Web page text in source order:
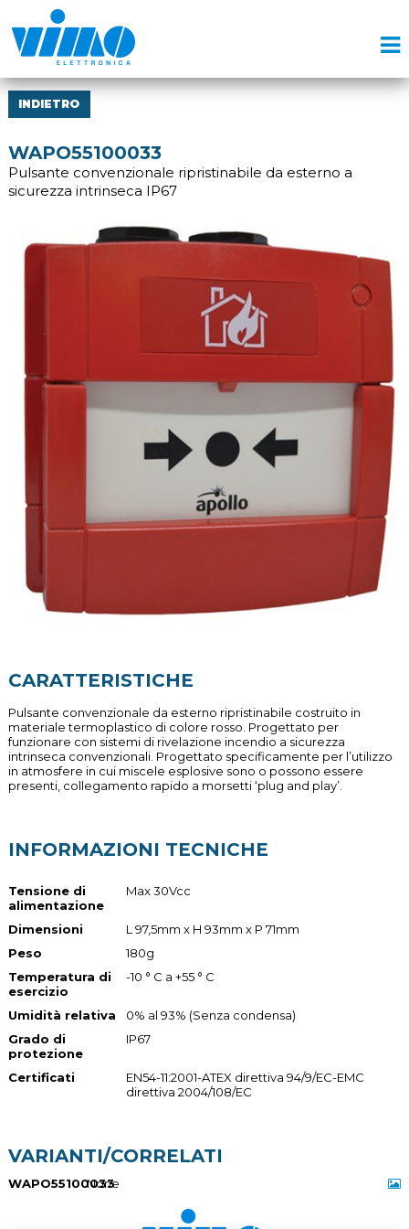
INDIETRO
WAPO55100033
Pulsante convenzionale ripristinabile da esterno a
sicurezza intrinseca IP67
CARATTERISTICHE
Pulsante convenzionale da esterno ripristinabile costruito in
materiale termoplastico di colore rosso. Progettato per
funzionare con sistemi di rivelazione incendio a sicurezza
intrinseca convenzionali. Progettato specificamente per l’utilizzo
in atmosfere in cui miscele esplosive sono o possono essere
presenti, collegamento rapido a morsetti ‘plug and play’.
INFORMAZIONI TECNICHE
Tensione di
alimentazione
Max 30Vcc
Dimensioni
L 97,5mm x H 93mm x P 71mm
Peso
180g
Temperatura di
esercizio
-10 ° C a +55 ° C
Umidità relativa
0% al 93% (Senza condensa)
Grado di
protezione
IP67
Certificati
EN54-11:2001-ATEX direttiva 94/9/EC-EMC
direttiva 2004/108/EC
VARIANTI/CORRELATI
WAPO55100033
None